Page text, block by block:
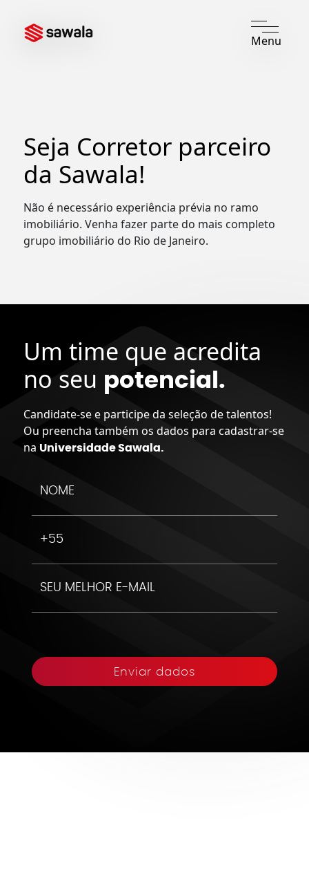
Menu
Seja Corretor parceiro
da Sawala!
Não é necessário experiência prévia no ramo
imobiliário. Venha fazer parte do mais completo
grupo imobiliário do Rio de Janeiro.
Um time que acredita
no seu potencial.
Candidate-se e participe da seleção de talentos!
Ou preencha também os dados para cadastrar-se
na Universidade Sawala.
Enviar dados